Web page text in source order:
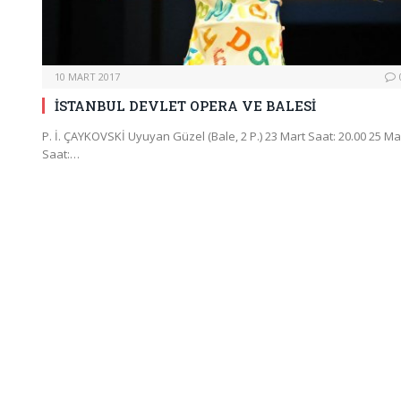
10 MART 2017
İSTANBUL DEVLET OPERA VE BALESİ
P. İ. ÇAYKOVSKİ Uyuyan Güzel (Bale, 2 P.) 23 Mart Saat: 20.00 25
Saat:…